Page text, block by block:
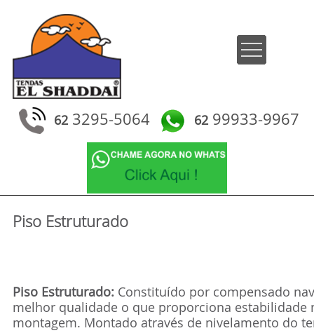
62 3295-5064 62 99933-9967
Piso Estruturado
Piso Estruturado:Constituído por compensado
melhor qualidade o que proporciona estabilidade
montagem. Montado através de nivelamento do